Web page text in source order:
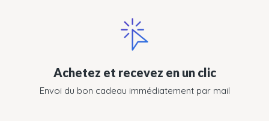
Achetez et recevez en un clic
Envoi du bon cadeau immédiatement par mail